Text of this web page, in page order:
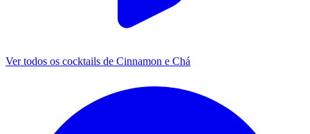
Ver todos os cocktails de Cinnamon e Chá